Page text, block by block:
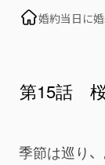
婚約当日に
第15話
季節は巡り